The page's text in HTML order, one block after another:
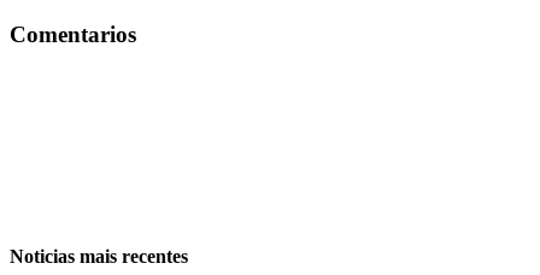
Comentarios
Noticias mais recentes